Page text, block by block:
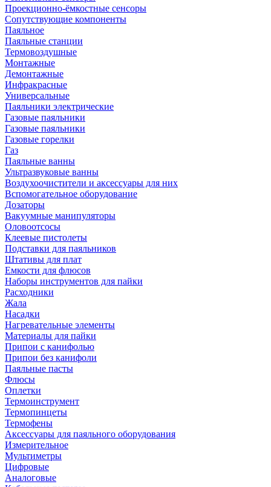
Проекционно-ёмкостные сенсоры
Сопутствующие компоненты
Паяльное
Паяльные станции
Термовоздушные
Монтажные
Демонтажные
Инфракрасные
Универсальные
Паяльники электрические
Газовые паяльники
Газовые паяльники
Газовые горелки
Газ
Паяльные ванны
Ультразвуковые ванны
Воздухоочистители и аксессуары для них
Вспомогательное оборудование
Дозаторы
Вакуумные манипуляторы
Оловоотсосы
Клеевые пистолеты
Подставки для паяльников
Штативы для плат
Емкости для флюсов
Наборы инструментов для пайки
Расходники
Жала
Насадки
Нагревательные элементы
Материалы для пайки
Припои с канифолью
Припои без канифоли
Паяльные пасты
Флюсы
Оплетки
Термоинструмент
Термопинцеты
Термофены
Аксессуары для паяльного оборудования
Измерительное
Мультиметры
Цифровые
Аналоговые